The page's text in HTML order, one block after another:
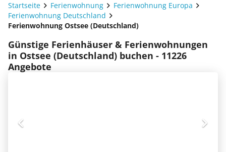
Startseite Ferienwohnung
Ferienwohnung Europa
Ferienwohnung Deutschland
Ferienwohnung Ostsee (Deutschland)
Günstige Ferienhäuser & Ferienwohnungen
in Ostsee (Deutschland) buchen - 11226
Angebote